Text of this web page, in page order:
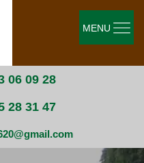
06 09 28
28 31 47
MENU